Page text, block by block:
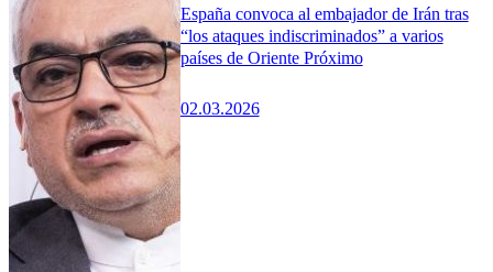
España convoca al embajador de Irán tras
“los ataques indiscriminados” a varios
países de Oriente Próximo
02.03.2026